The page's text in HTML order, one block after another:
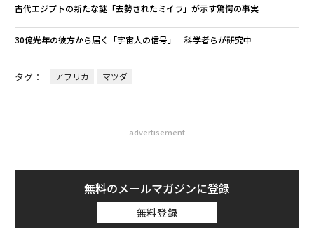
古代エジプトの新たな謎「去勢されたミイラ」が示す驚愕の事実
30億光年の彼方から届く「宇宙人の信号」 科学者らが研究中
タグ： アフリカ マツダ
advertisement
無料のメールマガジンに登録
無料登録